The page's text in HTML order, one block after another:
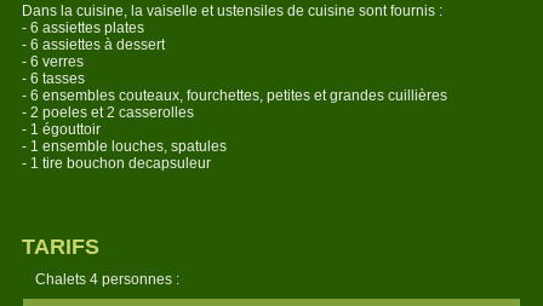
Dans la cuisine, la vaiselle et ustensiles de cuisine sont fournis :
- 6 assiettes plates
- 6 assiettes à dessert
- 6 verres
- 6 tasses
- 6 ensembles couteaux, fourchettes, petites et grandes cuillières
- 2 poeles et 2 casserolles
- 1 égouttoir
- 1 ensemble louches, spatules
- 1 tire bouchon decapsuleur
TARIFS
Chalets 4 personnes :